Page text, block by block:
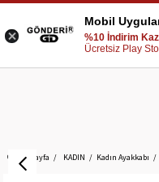
Anasayfa KADIN Kadın Ayakkabı
Mobil
%10 İndirim
Ücretsiz Play